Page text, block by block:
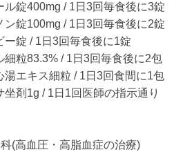
ル錠400mg / 1日3回毎食後に3錠
ン錠100mg / 1日3回毎食後に2錠
ー錠 / 1日3回毎食後に1錠
細粒83.3% / 1日3回毎食後に2包
湯エキス細粒 / 1日3回食間に1包
坐剤1g / 1日1回医師の指示通り
(高血圧・高脂血症の治療)